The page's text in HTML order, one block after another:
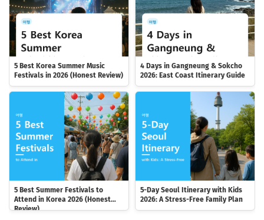
5 Best Korea Summer Music
Festivals in 2026 (Honest Review)
4 Days in Gangneung & Sokcho
2026: East Coast Itinerary Guide
5 Best Summer Festivals to
Attend in Korea 2026 (Honest
Review)
5-Day Seoul Itinerary with Kids
2026: A Stress-Free Family Plan